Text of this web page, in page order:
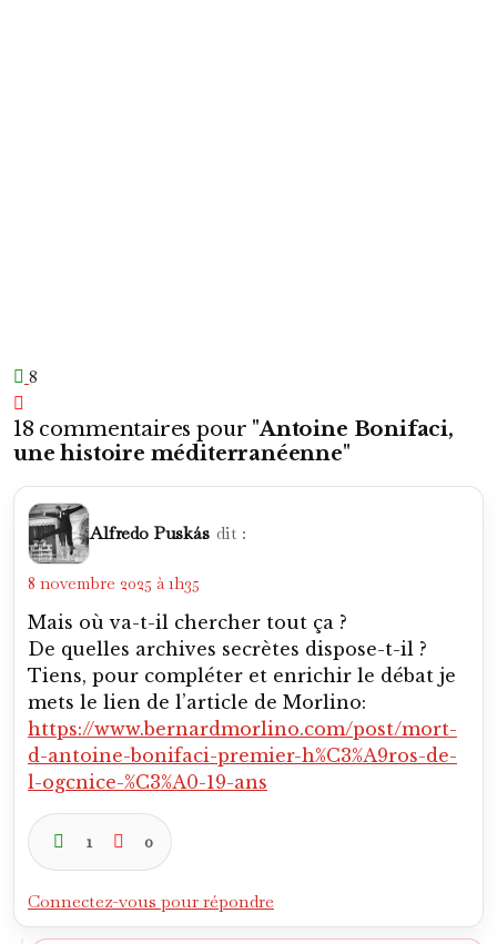
Tiens, pour compléter et enrichir le débat je
https://www.bernardmorlino.com/post/mort-
d-antoine-bonifaci-premier-h%C3%A9ros-de-
l-ogcnice-%C3%A0-19-ans
1 0
Khiadiatoulin dit :
8 novembre 2025 à 3h24
Merci Fred. Je comptais mettre le lien de ce
personnalité de Bonifaci et qui m’a offert
de belles citations.
0 0